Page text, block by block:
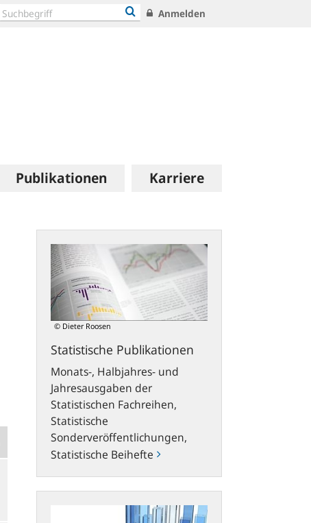
Anmelden
Publikationen Karriere
© Dieter Roosen
Statistische Publikationen
Monats-, Halbjahres- und
Jahresausgaben der
Statistischen Fachreihen,
Statistische
Sonderveröffentlichungen,
Statistische Beihefte
Publikationen